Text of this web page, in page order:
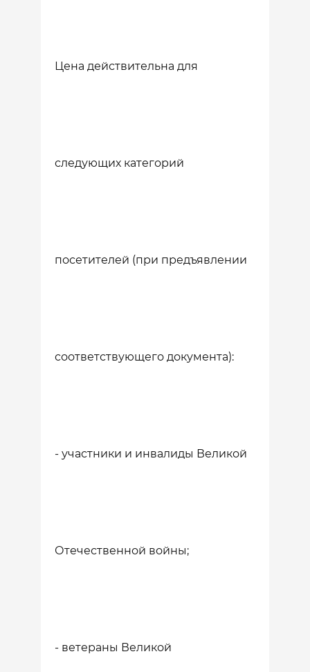
Цена действительна для
следующих категорий
посетителей (при предъявлении
соответствующего документа):
- участники и инвалиды Великой
Отечественной войны;
- ветераны Великой